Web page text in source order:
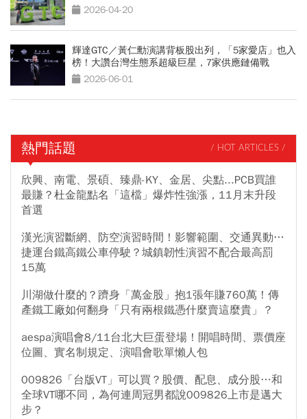
2026-04-20
輝達GTC／黃仁勳演講背板股出列，「5家愛店」也入
榜！大讚台灣生態系超級巨星，7家供應鏈備戰
2026-06-01
熱門話題 / HOT ARTICLES /
欣興、南電、景碩、臻鼎-KY、金居、尖點...PCB買誰
最賺？杜金龍點名「這檔」爆炸性強漲，11月末升段
首選
漢光演習斷網、防空演習時間！影響範圍、交通異動…
捷運台鐵高鐵公車停駛？城鎮韌性演習不配合最高罰
15萬
川湖做什麼的？躋身「萬金股」抱1張年賺760萬！傳
產鐵工廠如何翻身「只有兩根鐵憑什麼賣這麼貴」？
aespa演唱會8/11台北大巨蛋登場！開唱時間、票價座
位圖、實名制規定、演唱會歌單懶人包
009826「台版VT」可以買？股價、配息、成分股…和
全球VT哪不同，為何連周冠男都說009826上市是邁大
步？